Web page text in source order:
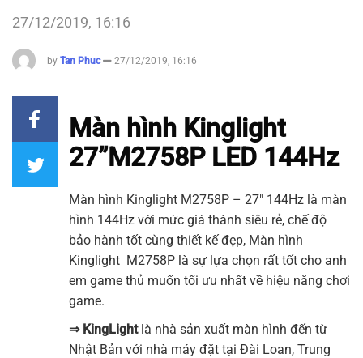
27/12/2019, 16:16
by Tan Phuc 27/12/2019, 16:16
Màn hình Kinglight
27”M2758P LED 144Hz
Màn hình Kinglight M2758P – 27″ 144Hz là màn
hình 144Hz với mức giá thành siêu rẻ, chế độ
bảo hành tốt cùng thiết kế đẹp, Màn hình
Kinglight M2758P là sự lựa chọn rất tốt cho anh
em game thủ muốn tối ưu nhất về hiệu năng chơi
game.
⇒ KingLightlà nhà sản xuất màn hình đến từ
Nhật Bản với nhà máy đặt tại Đài Loan, Trung